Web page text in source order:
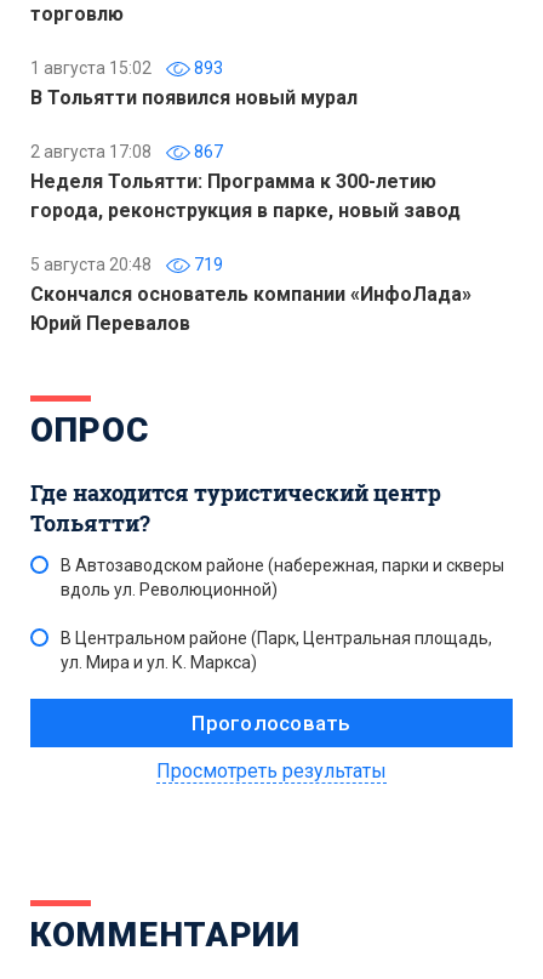
торговлю
1 августа 15:02 893
В Тольятти появился новый мурал
2 августа 17:08 867
Неделя Тольятти: Программа к 300-летию
города, реконструкция в парке, новый завод
5 августа 20:48 719
Скончался основатель компании «ИнфоЛада»
Юрий Перевалов
ОПРОС
Где находится туристический центр
Тольятти?
В Автозаводском районе (набережная, парки и скверы
вдоль ул. Революционной)
В Центральном районе (Парк, Центральная площадь,
ул. Мира и ул. К. Маркса)
Просмотреть результаты
КОММЕНТАРИИ